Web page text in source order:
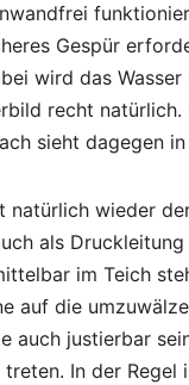
Gespür
wird das
recht
sieht dagegen
natürlich wieder
als
im Teich
auf die
auch justierbar
In der